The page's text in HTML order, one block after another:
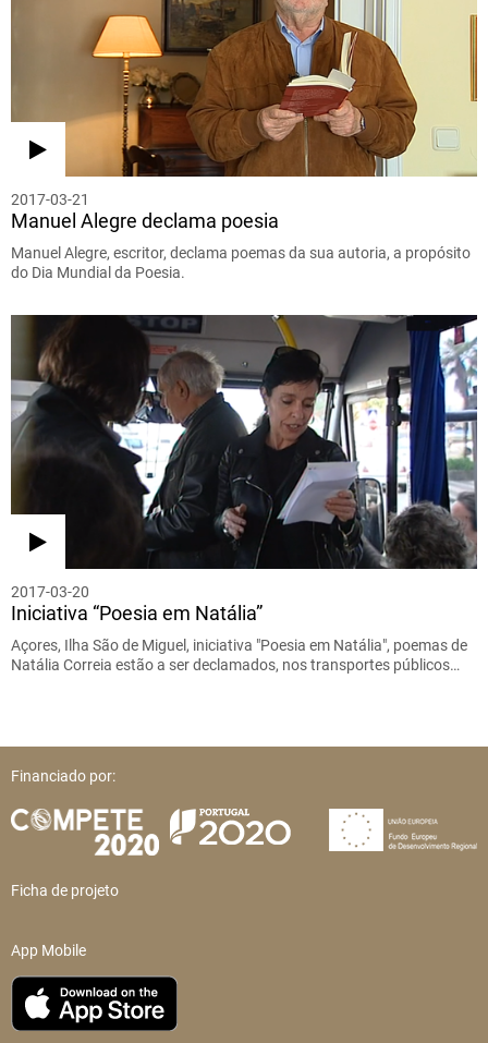
2017-03-21
Manuel Alegre declama poesia
Manuel Alegre, escritor, declama poemas da sua autoria, a propósito
do Dia Mundial da Poesia.
2017-03-20
Iniciativa “Poesia em Natália”
Açores, Ilha São de Miguel, iniciativa "Poesia em Natália", poemas de
Natália Correia estão a ser declamados, nos transportes públicos…
Financiado por:
Ficha de projeto
App Mobile